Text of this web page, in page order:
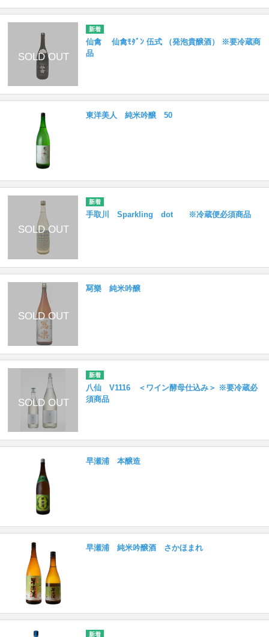
仙禽 仙禽ﾓﾀﾞﾝ 伍式 （発泡貴醸酒） ※要冷蔵商
品
東洋美人 純米吟醸 50
手取川 Sparkling dot ※冷蔵便必須商品
冩樂 純米吟醸
八仙 V1116 ＜ワイン酵母仕込み＞ ※要冷蔵必
須商品
早瀬浦 本醸造
早瀬浦 純米吟醸酒 さかほまれ